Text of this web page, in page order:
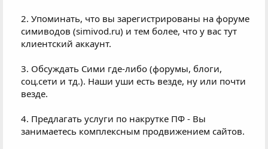
2. Упоминать, что вы зарегистрированы на форуме
симиводов (simivod.ru) и тем более, что у вас тут
клиентский аккаунт.​
3. Обсуждать Сими где-либо (форумы, блоги,
соц.сети и тд.). Наши уши есть везде, ну или почти
везде.​
4. Предлагать услуги по накрутке ПФ - Вы
занимаетесь комплексным продвижением сайтов.​